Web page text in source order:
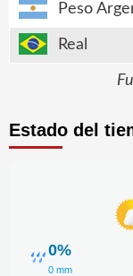
Peso
Real
Estado del
0%
0 mm